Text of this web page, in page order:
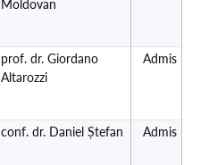
Moldovan
prof. dr. Giordano
Altarozzi
Admis
conf. dr. Daniel Ștefan Admis